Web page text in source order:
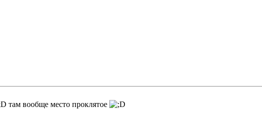
там вообще место проклятое